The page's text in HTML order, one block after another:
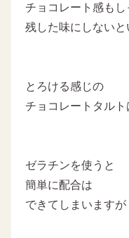
チョコレート感もし
残した味にしないと
とろける感じの
チョコレートタルト
ゼラチンを使うと
簡単に配合は
できてしまいますが